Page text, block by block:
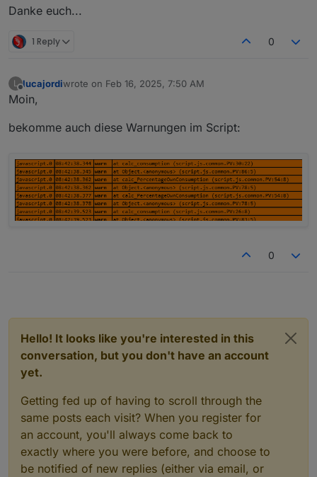
Danke euch...
1 Reply 0
L
Offline
lucajordiwrote on Feb 16, 2025, 7:50 AM
last edited by
Moin,
bekomme auch diese Warnungen im Script:
0
Hello! It looks like you're interested in this
conversation, but you don't have an account
yet.
Getting fed up of having to scroll through the
same posts each visit? When you register for
an account, you'll always come back to
exactly where you were before, and choose to
be notified of new replies (either via email, or